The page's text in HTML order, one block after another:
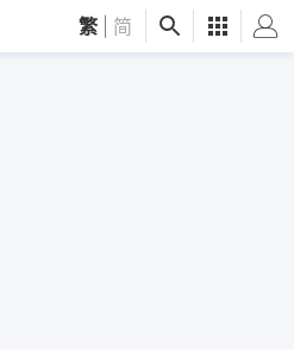
繁 简